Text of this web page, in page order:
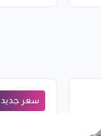
سعر جديد